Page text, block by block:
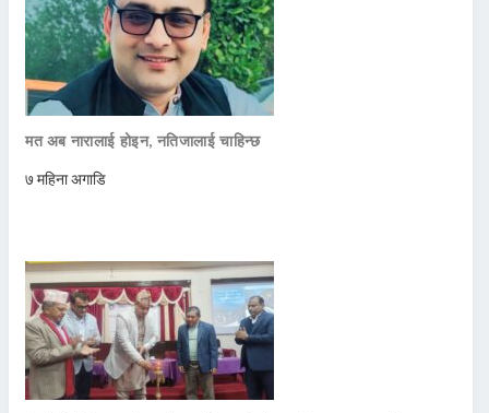
मत अब नारालाई होइन, नतिजालाई चाहिन्छ
७ महिना अगाडि